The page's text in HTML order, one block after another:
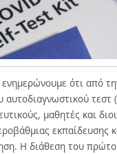
ότι από
αυτοδιαγνωστικού
μαθητές και
εκπαίδευσης
H διάθεση του